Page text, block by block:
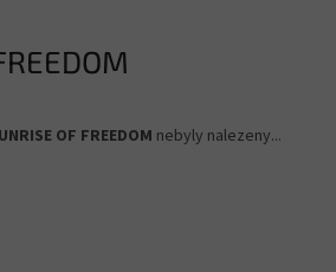
OF FREEDOM nebyly nalezeny...